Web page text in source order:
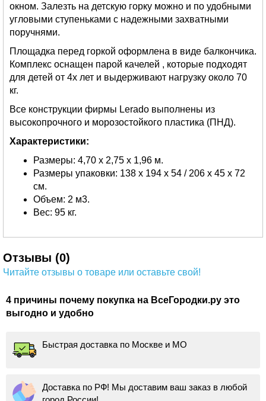
окном. Залезть на детскую горку можно и по удобными
угловыми ступеньками с надежными захватными
поручнями.
Площадка перед горкой оформлена в виде балкончика.
Комплекс оснащен парой качелей , которые подходят
для детей от 4х лет и выдерживают нагрузку около 70
кг.
Все конструкции фирмы Lerado выполнены из
высокопрочного и морозостойкого пластика (ПНД).
Характеристики:
Размеры: 4,70 х 2,75 х 1,96 м.
Размеры упаковки: 138 х 194 х 54 / 206 х 45 х 72
см.
Объем: 2 м3.
Вес: 95 кг.
Отзывы (0)
Читайте отзывы о товаре или оставьте свой!
4 причины почему покупка на ВсеГородки.ру это
выгодно и удобно
Быстрая доставка по Москве и МО
Доставка по РФ! Мы доставим ваш заказ в любой